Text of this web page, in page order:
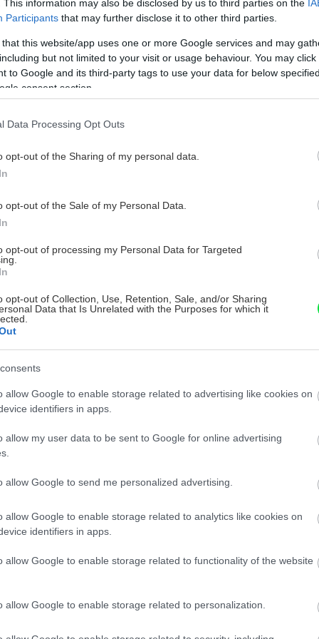
This information may also be disclosed by us to third parties on the
Participants that may further disclose it to other third parties.
that this website/app uses one or more Google services and may
but not limited to your visit or usage behaviour. You may
to Google and its third-party tags to use your data for below
consent section.
Data Processing Opt Outs
opt-out of the Sharing of my personal data.
opt-out of the Sale of my Personal Data.
opt-out of processing my Personal Data for Targeted
opt-out of Collection, Use, Retention, Sale, and/or Sharing
Data that Is Unrelated with the Purposes for which it
allow Google to enable storage related to advertising like cookies on
identifiers in apps.
allow my user data to be sent to Google for online advertising
allow Google to send me personalized advertising.
allow Google to enable storage related to analytics like cookies on
identifiers in apps.
allow Google to enable storage related to functionality of the website
allow Google to enable storage related to personalization.
€
balenia
balenia
ks,
ks
ks,
M8 – 6 ks